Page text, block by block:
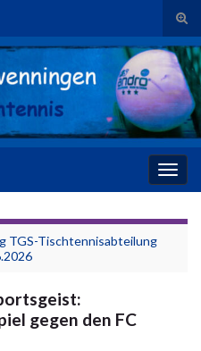
TGS-Tischtennisabteilung
gegen den FC